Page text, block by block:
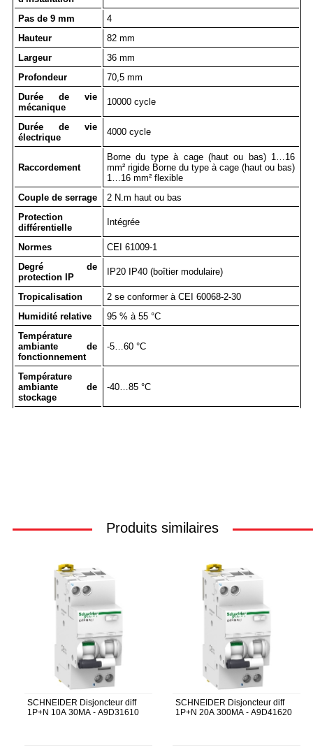
Pas de 9 mm
4
Hauteur
82 mm
Largeur
36 mm
Profondeur
70,5 mm
Durée de vie
mécanique
10000 cycle
Durée de vie
électrique
4000 cycle
Raccordement
Borne du type à cage (haut ou bas) 1…16
mm² rigide Borne du type à cage (haut ou bas)
1…16 mm² flexible
Couple de serrage
2 N.m haut ou bas
Protection
différentielle
Intégrée
Normes
CEI 61009-1
Degré de
protection IP
IP20 IP40 (boîtier modulaire)
Tropicalisation
2 se conformer à CEI 60068-2-30
Humidité relative
95 % à 55 °C
Température
ambiante de
fonctionnement
-5…60 °C
Température
ambiante de
stockage
-40…85 °C
Produits similaires
SCHNEIDER Disjoncteur diff
1P+N 10A 30MA - A9D31610
SCHNEIDER Disjoncteur diff
1P+N 20A 300MA - A9D41620